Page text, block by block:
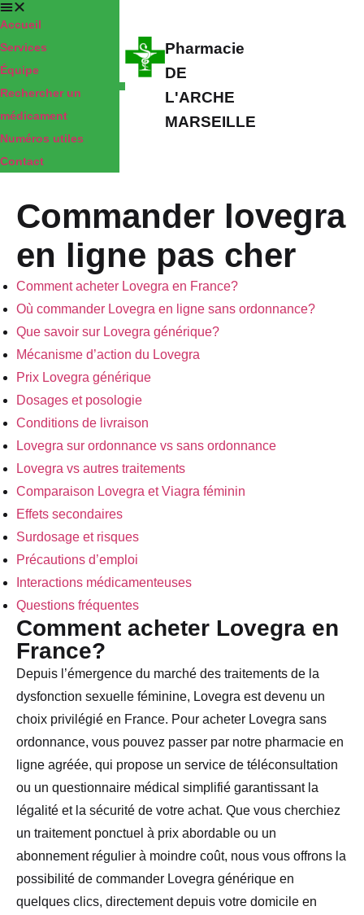
Pharmacie
DE
L'ARCHE
MARSEILLE
Accueil
Services
Équipe
Rechercher un
médicament
Numéros utiles
Contact
Commander lovegra
en ligne pas cher
Comment acheter Lovegra en France?
Où commander Lovegra en ligne sans ordonnance?
Que savoir sur Lovegra générique?
Mécanisme d’action du Lovegra
Prix Lovegra générique
Dosages et posologie
Conditions de livraison
Lovegra sur ordonnance vs sans ordonnance
Lovegra vs autres traitements
Comparaison Lovegra et Viagra féminin
Effets secondaires
Surdosage et risques
Précautions d’emploi
Interactions médicamenteuses
Questions fréquentes
Comment acheter Lovegra en
France?
Depuis l’émergence du marché des traitements de la
dysfonction sexuelle féminine, Lovegra est devenu un
choix privilégié en France. Pour acheter Lovegra sans
ordonnance, vous pouvez passer par notre pharmacie en
ligne agréée, qui propose un service de téléconsultation
ou un questionnaire médical simplifié garantissant la
légalité et la sécurité de votre achat. Que vous cherchiez
un traitement ponctuel à prix abordable ou un
abonnement régulier à moindre coût, nous vous offrons la
possibilité de commander Lovegra générique en
quelques clics, directement depuis votre domicile en